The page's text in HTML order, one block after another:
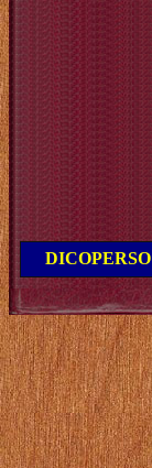
DICOPERSO